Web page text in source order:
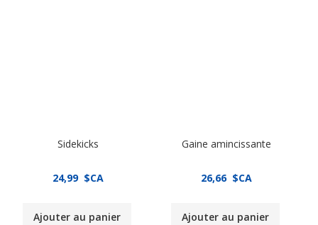
Sidekicks
24,99 $CA
Ajouter au panier
Gaine amincissante
26,66 $CA
Ajouter au panier